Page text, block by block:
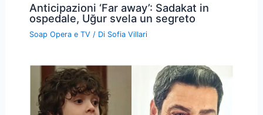
Anticipazioni ‘Far away’: Sadakat in
ospedale, Uğur svela un segreto
Soap Opera e TV / Di Sofia Villari